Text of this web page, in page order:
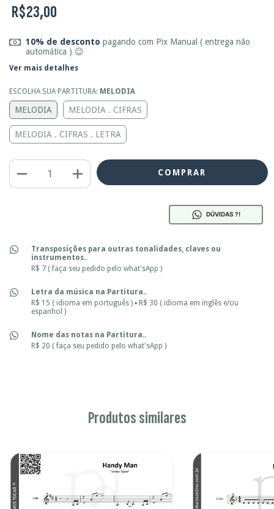
R$23,00
10% de desconto pagando com Pix Manual ( entrega não
automática ) 😉
Ver mais detalhes
ESCOLHA SUA PARTITURA: MELODIA
MELODIA MELODIA . CIFRAS
MELODIA . CIFRAS . LETRA
DÚVIDAS ?!
Transposições para outras tonalidades, claves ou
instrumentos..
R$ 7 ( faça seu pedido pelo what'sApp )
Letra da música na Partitura..
R$ 15 ( idioma em português ) ▪ R$ 30 ( idioma em inglês e/ou
espanhol )
Nome das notas na Partitura..
R$ 20 ( faça seu pedido pelo what'sApp )
Produtos similares